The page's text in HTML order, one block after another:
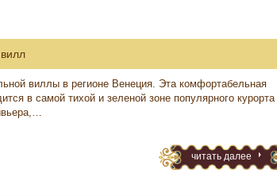
виллы в регионе Венеция. Эта комфортабельная
в самой тихой и зеленой зоне популярного курорта
читать далее